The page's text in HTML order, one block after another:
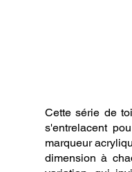
Cette série de
s'entrelacent
marqueur
dimension à